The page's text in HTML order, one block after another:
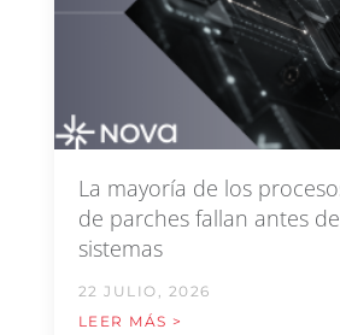
La mayoría de los
de parches fallan antes
sistemas
22 JULIO, 2026
LEER MÁS >